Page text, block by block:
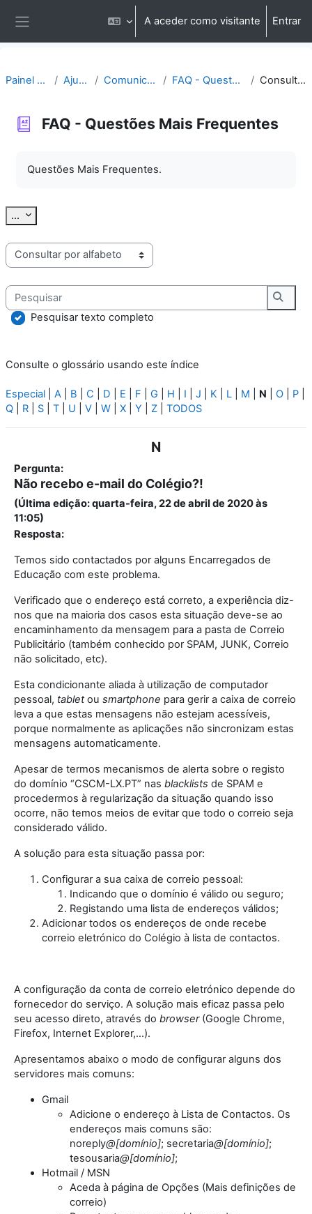
A aceder como visitante Entrar
Painel do utilizador Ajuda | Apoio Comunicação | Questões FAQ - Questões Mais Frequentes Consultar por alfabeto
FAQ - Questões Mais Frequentes
Questões Mais Frequentes.
... Exportar termos
Consulte o glossário usando este índice
Pesquisar
Pesquisar texto completo
Consulte o glossário usando este índice
Especial A B C D E F G H I J K L M N O P
Q
R S T U V W X Y Z TODOS
N
Pergunta:
Não recebo e-mail do Colégio?!
(Última edição: quarta-feira, 22 de abril de 2020 às
11:05)
Resposta:
Temos sido contactados por alguns Encarregados de
Educação com este problema.
Verificado que o endereço está correto, a experiência diz-
nos que na maioria dos casos esta situação deve-se ao
encaminhamento da mensagem para a pasta de Correio
Publicitário (também conhecido por SPAM, JUNK, Correio
não solicitado, etc).
Esta condicionante aliada à utilização de computador
pessoal, tabletou smartphone para gerir a caixa de correio
leva a que estas mensagens não estejam acessíveis,
porque normalmente as aplicações não sincronizam estas
mensagens automaticamente.
Apesar de termos mecanismos de alerta sobre o registo
do domínio “CSCM-LX.PT” nas blacklists de SPAM e
procedermos à regularização da situação quando isso
ocorre, não temos meios de evitar que todo o correio seja
considerado válido.
A solução para esta situação passa por:
Configurar a sua caixa de correio pessoal:
Indicando que o domínio é válido ou seguro;
Registando uma lista de endereços válidos;
Adicionar todos os endereços de onde recebe
correio eletrónico do Colégio à lista de contactos.
A configuração da conta de correio eletrónico depende do
fornecedor do serviço. A solução mais eficaz passa pelo
seu acesso direto, através do browser(Google Chrome,
Firefox, Internet Explorer,…).
Apresentamos abaixo o modo de configurar alguns dos
servidores mais comuns:
Gmail
Adicione o endereço à Lista de Contactos. Os
endereços mais comuns são:
noreply@[domínio]; secretaria@[domínio];
tesousaria@[domínio];
Hotmail / MSN
Aceda à página de Opções (Mais definições de
correio)